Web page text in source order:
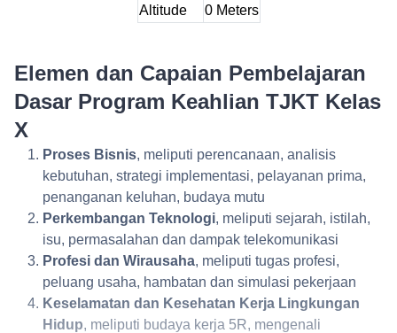
Altitude
0Meters
Elemen dan Capaian Pembelajaran
Dasar Program Keahlian TJKT Kelas
X
Proses Bisnis, meliputi perencanaan, analisis
kebutuhan, strategi implementasi, pelayanan prima,
penanganan keluhan, budaya mutu
Perkembangan Teknologi, meliputi sejarah, istilah,
isu, permasalahan dan dampak telekomunikasi
Profesi dan Wirausaha, meliputi tugas profesi,
peluang usaha, hambatan dan simulasi pekerjaan
Keselamatan dan Kesehatan Kerja Lingkungan
Hidup, meliputi budaya kerja 5R, mengenali